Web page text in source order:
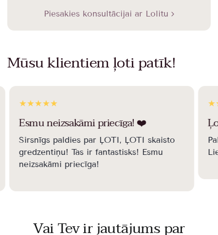
Piesakies konsultācijai ar Lolitu
Mūsu klientiem ļoti patīk!
Esmu neizsakāmi priecīga! ❤️️
Sirsnīgs paldies par ĻOTI, ĻOTI skaisto
gredzentiņu! Tas ir fantastisks! Esmu
neizsakāmi priecīga!
Vai Tev irjautājumspar